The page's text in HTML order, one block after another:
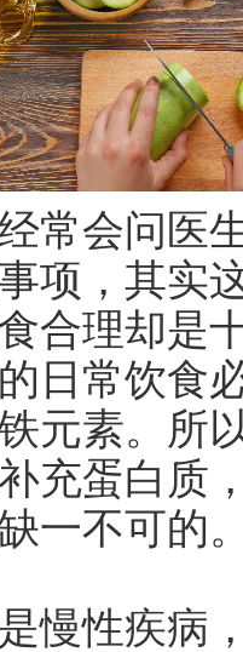
常会问医
项，其实
合理却是
日常饮食
元素。所
充蛋白质
一不可的
慢性疾病